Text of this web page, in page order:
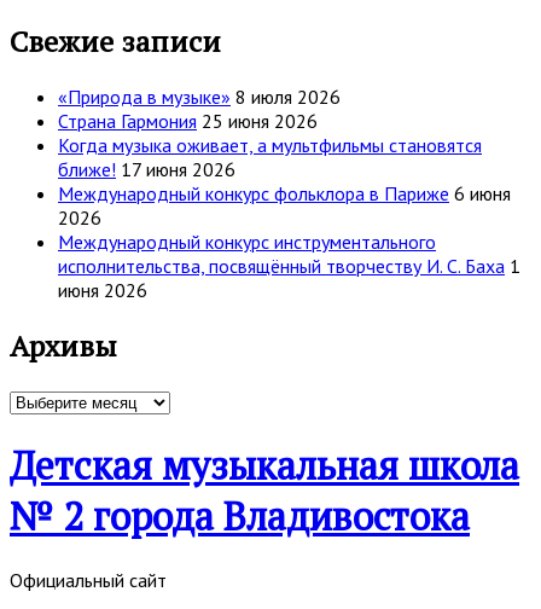
Свежие записи
«Природа в музыке» 8 июля 2026
Страна Гармония 25 июня 2026
Когда музыка оживает, а мультфильмы становятся
ближе! 17 июня 2026
Международный конкурс фольклора в Париже 6 июня
2026
Международный конкурс инструментального
исполнительства, посвящённый творчеству И. С. Баха 1
июня 2026
Архивы
Архивы
Детская музыкальная школа
№ 2 города Владивостока
Официальный сайт